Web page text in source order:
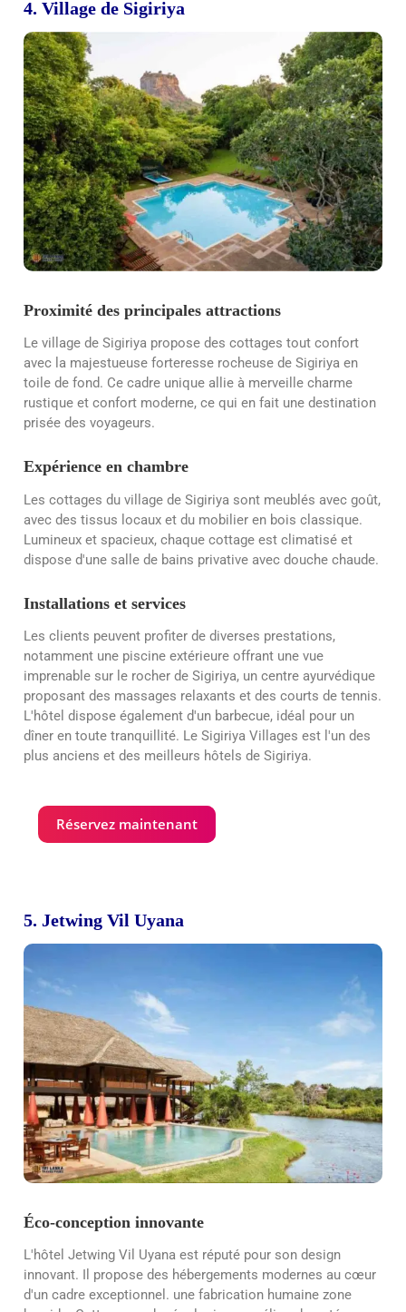
4. Village de Sigiriya
Proximité des principales attractions
Le village de Sigiriya propose des cottages tout confort
avec la majestueuse forteresse rocheuse de Sigiriya en
toile de fond. Ce cadre unique allie à merveille charme
rustique et confort moderne, ce qui en fait une destination
prisée des voyageurs.
Expérience en chambre
Les cottages du village de Sigiriya sont meublés avec goût,
avec des tissus locaux et du mobilier en bois classique.
Lumineux et spacieux, chaque cottage est climatisé et
dispose d'une salle de bains privative avec douche chaude.
Installations et services
Les clients peuvent profiter de diverses prestations,
notamment une piscine extérieure offrant une vue
imprenable sur le rocher de Sigiriya, un centre ayurvédique
proposant des massages relaxants et des courts de tennis.
L'hôtel dispose également d'un barbecue, idéal pour un
dîner en toute tranquillité. Le Sigiriya Villages est l'un des
plus anciens et des meilleurs hôtels de Sigiriya.
Réservez maintenant
5. Jetwing Vil Uyana
Éco-conception innovante
L'hôtel Jetwing Vil Uyana est réputé pour son design
innovant. Il propose des hébergements modernes au cœur
d'un cadre exceptionnel. une fabrication humaine zone